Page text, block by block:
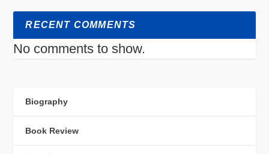
RECENT COMMENTS
No comments to show.
Biography
Book Review